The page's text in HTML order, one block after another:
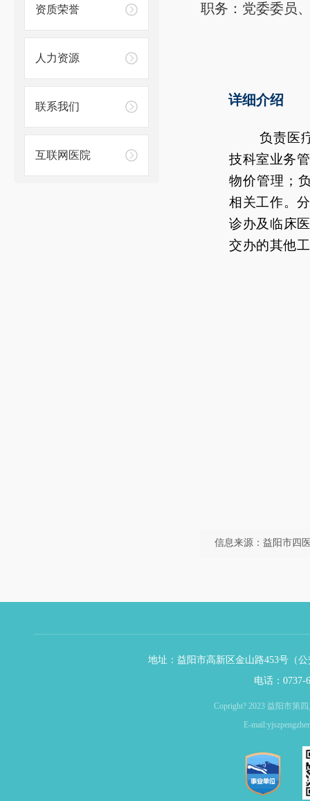
资质荣誉
人力资源
联系我们
互联网医院
职务：党委委员
详细介绍
负责医
技科室业务
物价管理；
相关工作。
诊办及临床
交办的其他
信息来源：益阳市四
地址：益阳市高新区金山路453号（
电话：0737-
Copright? 2023 益阳市第
E-